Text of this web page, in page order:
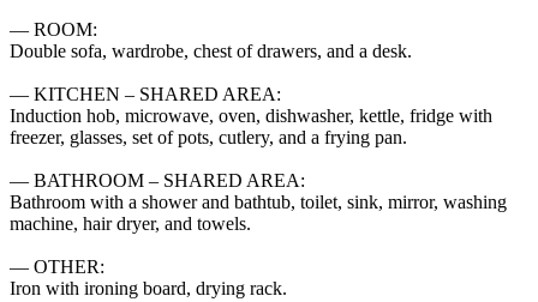
— ROOM:
Double sofa, wardrobe, chest of drawers, and a desk.
— KITCHEN – SHARED AREA:
Induction hob, microwave, oven, dishwasher, kettle, fridge with
freezer, glasses, set of pots, cutlery, and a frying pan.
— BATHROOM – SHARED AREA:
Bathroom with a shower and bathtub, toilet, sink, mirror, washing
machine, hair dryer, and towels.
— OTHER:
Iron with ironing board, drying rack.